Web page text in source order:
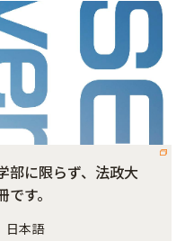
部に限らず、法政大
す。
日本語